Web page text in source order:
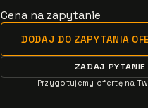
Cena na zapytanie
DODAJ DO ZAPYTANIA
ZADAJ PYTANIE
Przygotujemy ofertę na